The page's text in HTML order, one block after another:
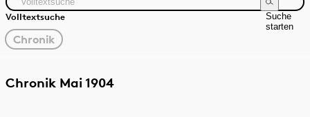
Volltextsuche
Suche
starten
gewählter
Filter
Chronik
Quelle Zeitraum
Chronik Mai 1904